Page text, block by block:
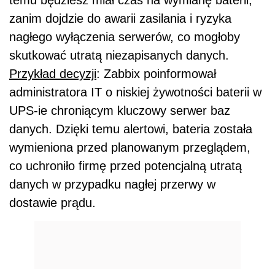
zanim dojdzie do awarii zasilania i ryzyka
nagłego wyłączenia serwerów, co mogłoby
skutkować utratą niezapisanych danych.
Przykład decyzji: Zabbix poinformował
administratora IT o niskiej żywotności baterii w
UPS-ie chroniącym kluczowy serwer baz
danych. Dzięki temu alertowi, bateria została
wymieniona przed planowanym przeglądem,
co uchroniło firmę przed potencjalną utratą
danych w przypadku nagłej przerwy w
dostawie prądu.